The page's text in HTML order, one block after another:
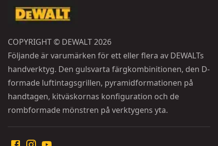
COPYRIGHT © DEWALT 2026
Följande är varumärken för ett eller flera av DEWALTs
handverktyg. Den gulsvarta färgkombinitionen, den D-
formade luftintagsgrillen, pyramidformationen på
handtagen, kitväskornas konfiguration och de
rombformade mönstren på verktygens yta.